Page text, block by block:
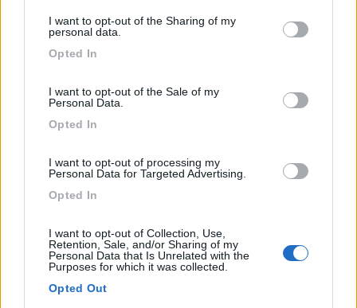
not limited to your visit or usage behaviour. You may click to
grant or deny consent to Google and its third-party tags to
use your data for below specified purposes in below Google
I want to opt-out of the Sharing of my
personal data.
Opted In
I want to opt-out of the Sale of my
Personal Data.
Opted In
I want to opt-out of processing my
Personal Data for Targeted Advertising.
Opted In
I want to opt-out of Collection, Use,
Retention, Sale, and/or Sharing of my
Personal Data that Is Unrelated with the
Purposes for which it was collected.
Opted Out
0
C/o Caravan Camper Club Livorno, via del Limoncino 2,
Livorno (LI) - 9.7km